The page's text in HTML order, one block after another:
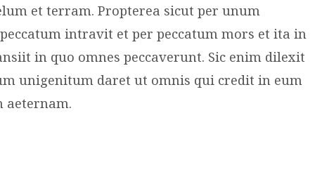
et terram. Propterea sicut per unum
intravit et per peccatum mors et ita in
in quo omnes peccaverunt. Sic enim dilexit
unigenitum daret ut omnis qui credit in eum
aeternam.